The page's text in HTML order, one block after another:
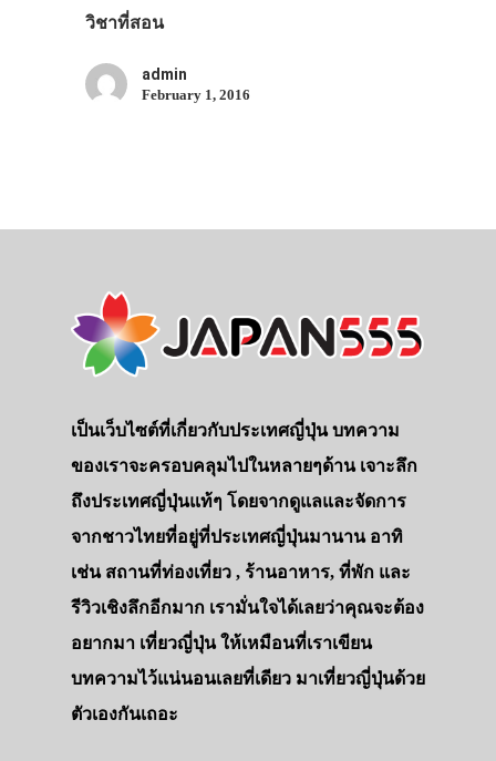
วิชาที่สอน
admin
February 1, 2016
เป็นเว็บไซต์ที่เกี่ยวกับประเทศญี่ปุ่น บทความ
ของเราจะครอบคลุมไปในหลายๆด้าน เจาะลึก
ถึงประเทศญี่ปุ่นแท้ๆ โดยจากดูแลและจัดการ
จากชาวไทยที่อยู่ที่ประเทศญี่ปุ่นมานาน อาทิ
เช่น สถานที่ท่องเที่ยว , ร้านอาหาร, ที่พัก และ
รีวิวเชิงลึกอีกมาก เรามั่นใจได้เลยว่าคุณจะต้อง
อยากมา เที่ยวญี่ปุ่น ให้เหมือนที่เราเขียน
บทความไว้แน่นอนเลยที่เดียว มาเที่ยวญี่ปุ่นด้วย
ตัวเองกันเถอะ